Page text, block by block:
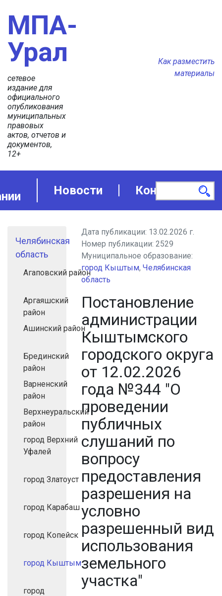
МПА-
Урал
сетевое
издание для
официального
опубликования
муниципальных
правовых
актов, отчетов и
документов,
12+
Как разместить
материалы
Новости Контакты
Челябинская
область
Агаповский район
Аргаяшский
район
Ашинский район
Брединский
район
Варненский
район
Верхнеуральский
район
город Верхний
Уфалей
город Златоуст
город Карабаш
город Копейск
город Кыштым
город
Дата публикации: 13.02.2026 г.
Номер публикации:2529
Муниципальное образование:
город Кыштым,Челябинская
область
Постановление
администрации
Кыштымского
городского округа
от 12.02.2026
года №344 "О
проведении
публичных
слушаний по
вопросу
предоставления
разрешения на
условно
разрешенный вид
использования
земельного
участка"